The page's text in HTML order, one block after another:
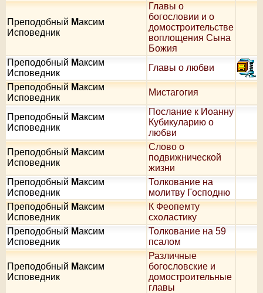
Преподобный Максим
Исповедник
Главы о
богословии и о
домостроительстве
воплощения Сына
Божия
Преподобный Максим
Исповедник
Главы о любви
ПреподобныйМаксим
Исповедник
Мистагогия
Преподобный Максим
Исповедник
Послание к Иоанну
Кубикуларию о
любви
Преподобный Максим
Исповедник
Слово о
подвижнической
жизни
Преподобный Максим
Исповедник
Толкование на
молитву Господню
ПреподобныйМаксим
Исповедник
К Феопемту
схоластику
Преподобный Максим
Исповедник
Толкование на 59
псалом
Преподобный Максим
Исповедник
Различные
богословские и
домостроительные
главы